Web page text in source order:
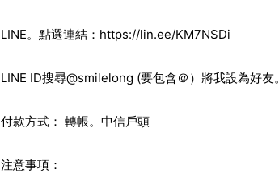
LINE。點選連結： https://lin.ee/KM7NSDi
LINE ID搜尋@smilelong (要包含＠）將我設為好友。
付款方式： 轉帳。中信戶頭
注意事項：